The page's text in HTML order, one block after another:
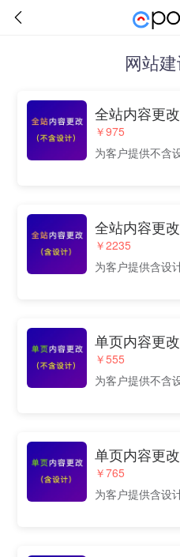
网站
￥975
为客户提供不含
￥2235
为客户提供含设
￥555
为客户提供不含
￥765
为客户提供含设